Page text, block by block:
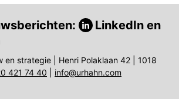
LinkedIn en
en strategie | Henri Polaklaan 42 | 1018
421 74 40 info@urhahn.com